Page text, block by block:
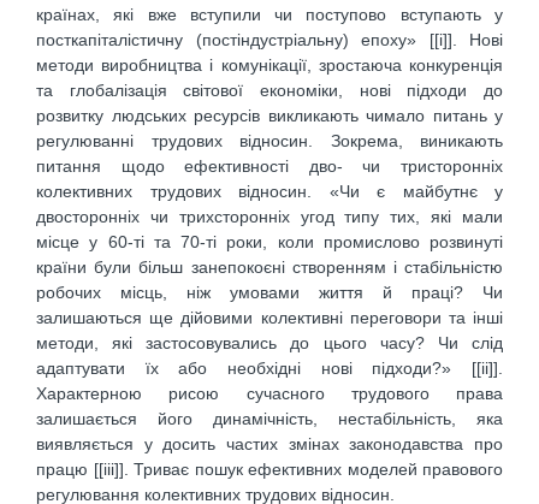
країнах, які вже вступили чи поступово вступають у
посткапіталістичну (постіндустріальну) епоху» [[i]]. Нові
методи виробництва і комунікації, зростаюча конкуренція
та глобалізація світової економіки, нові підходи до
розвитку людських ресурсів викликають чимало питань у
регулюванні трудових відносин. Зокрема, виникають
питання щодо ефективності дво- чи тристоронніх
колективних трудових відносин. «Чи є майбутнє у
двосторонніх чи трихсторонніх угод типу тих, які мали
місце у 60-ті та 70-ті роки, коли промислово розвинуті
країни були більш занепокоєні створенням і стабільністю
робочих місць, ніж умовами життя й праці? Чи
залишаються ще дійовими колективні переговори та інші
методи, які застосовувались до цього часу? Чи слід
адаптувати їх або необхідні нові підходи?» [[ii]].
Характерною рисою сучасного трудового права
залишається його динамічність, нестабільність, яка
виявляється у досить частих змінах законодавства про
працю [[iii]]. Триває пошук ефективних моделей правового
регулювання колективних трудових відносин.